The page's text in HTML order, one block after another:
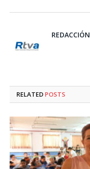
REDACCIÓN
RELATED POSTS